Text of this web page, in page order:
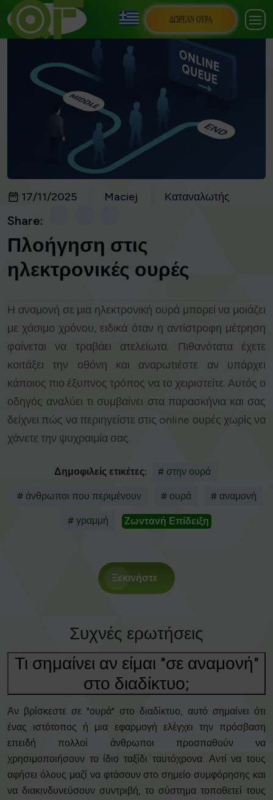
ΔΩΡΕΆΝ ΟΥΡΆ
17/11/2025 Maciej Καταναλωτής
Share:
Πλοήγηση στις
ηλεκτρονικές ουρές
Η αναμονή σε μια ηλεκτρονική ουρά μπορεί να μοιάζει
με χάσιμο χρόνου, ειδικά όταν η αντίστροφη μέτρηση
φαίνεται να τραβάει ατελείωτα. Πιθανότατα έχετε
κοιτάξει την οθόνη και αναρωτιέστε αν υπάρχει
κάποιος πιο έξυπνος τρόπος να το χειριστείτε. Αυτός ο
οδηγός αναλύει τι συμβαίνει στα παρασκήνια και σας
δείχνει πώς να περιηγείστε στις online ουρές χωρίς να
χάνετε την ψυχραιμία σας.
Δημοφιλείς ετικέτες: # στην ουρά
# άνθρωποι που περιμένουν # ουρά # αναμονή
# γραμμή Ζωντανή Επίδειξη
Ξεκινήστε
Συχνές ερωτήσεις
Τι σημαίνει αν είμαι "σε αναμονή"
στο διαδίκτυο;
Αν βρίσκεστε σε "ουρά" στο διαδίκτυο, αυτό σημαίνει ότι
ένας ιστότοπος ή μια εφαρμογή ελέγχει την πρόσβαση
επειδή πολλοί άνθρωποι προσπαθούν να
χρησιμοποιήσουν το ίδιο ταξίδι ταυτόχρονα. Αντί να τους
αφήσει όλους μαζί να φτάσουν στο σημείο συμφόρησης και
να διακινδυνεύσουν συντριβή, το σύστημα τοποθετεί τους